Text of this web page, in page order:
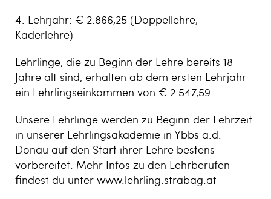
4. Lehrjahr: € 2.866,25 (Doppellehre,
Kaderlehre)
Lehrlinge, die zu Beginn der Lehre bereits 18
Jahre alt sind, erhalten ab dem ersten Lehrjahr
ein Lehrlingseinkommen von € 2.547,59.
Unsere Lehrlinge werden zu Beginn der Lehrzeit
in unserer Lehrlingsakademie in Ybbs a.d.
Donau auf den Start ihrer Lehre bestens
vorbereitet. Mehr Infos zu den Lehrberufen
findest du unter www.lehrling.strabag.at